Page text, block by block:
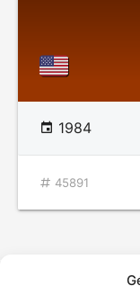
1984
45891